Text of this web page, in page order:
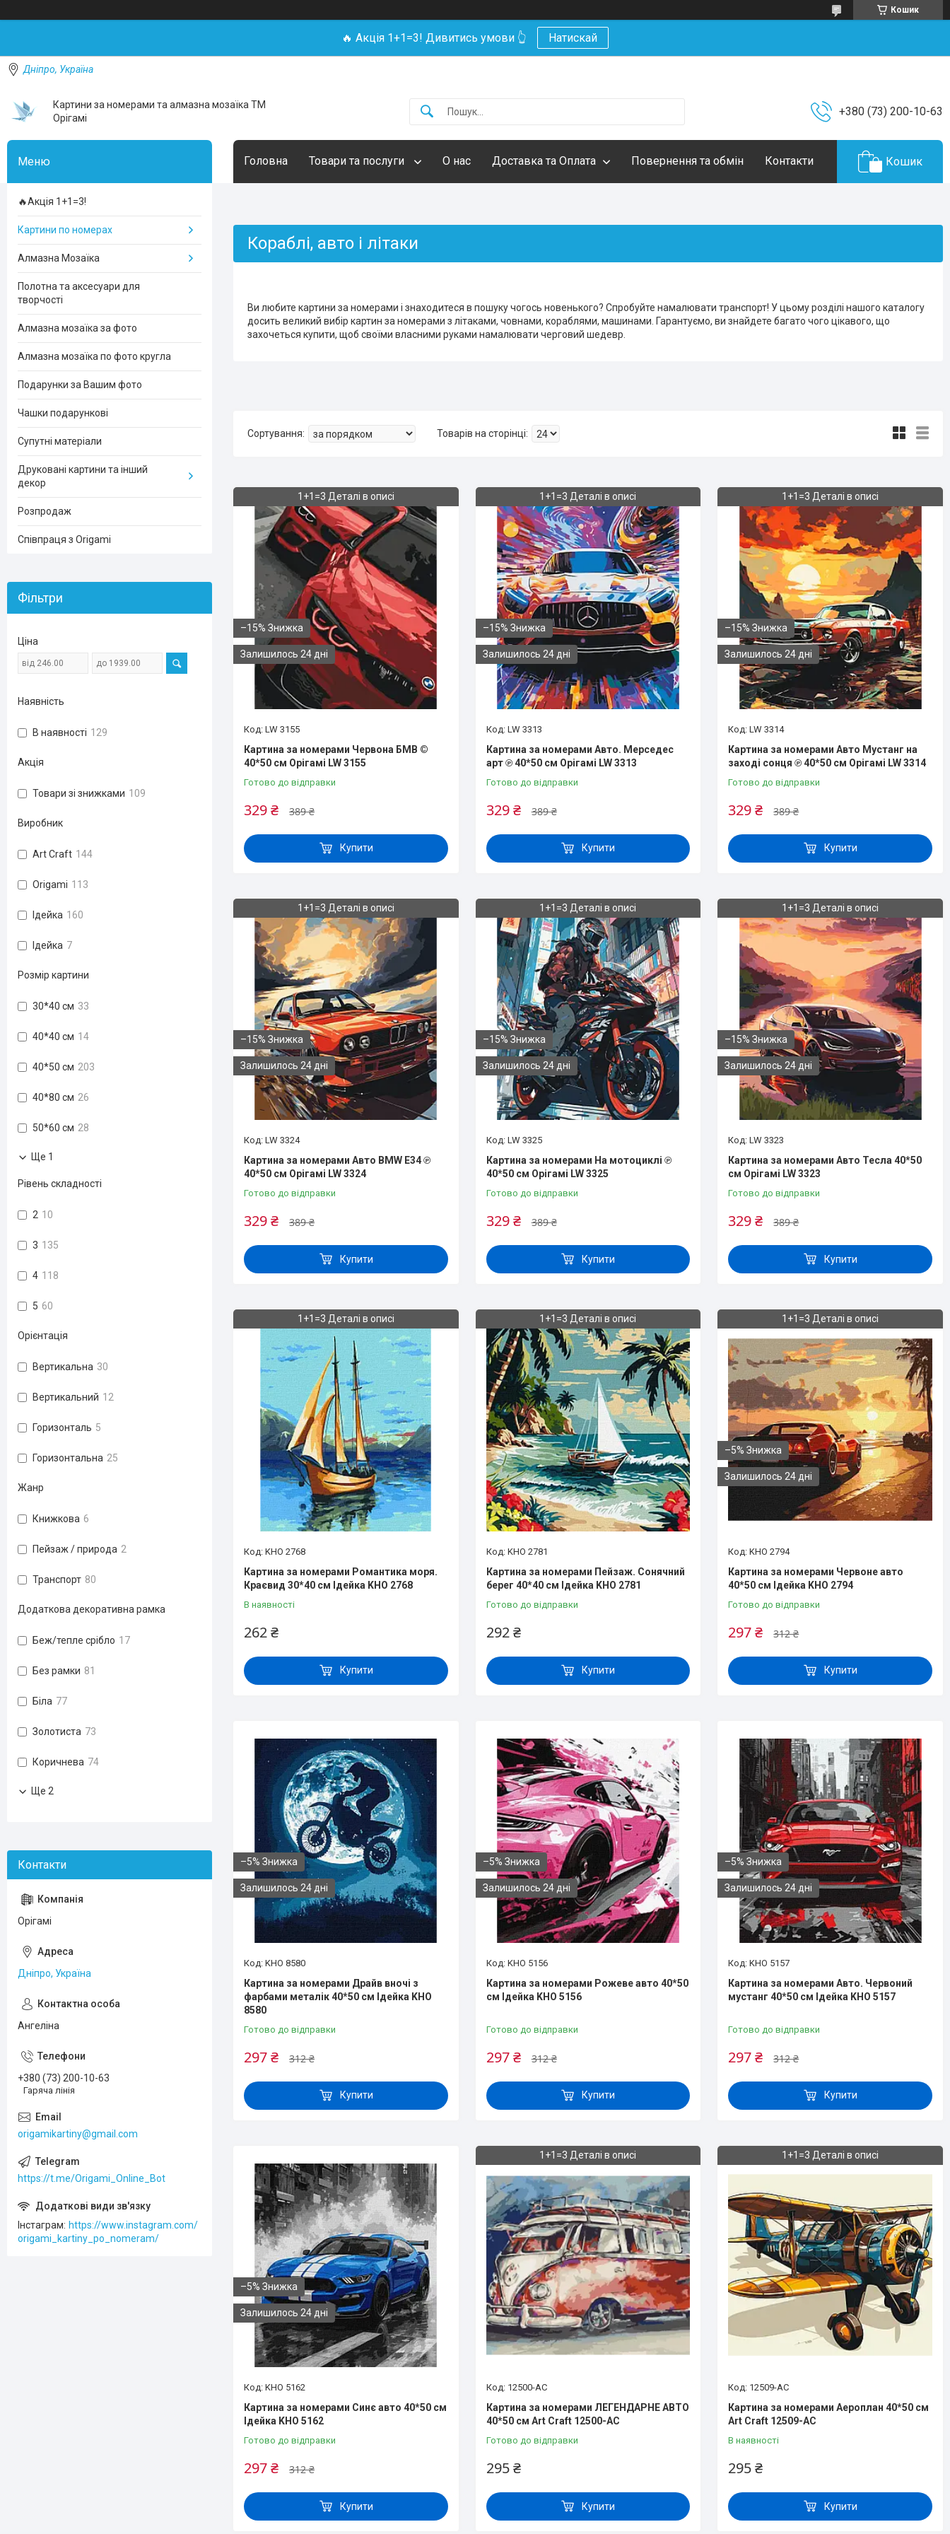
Кошик
🔥 Акція 1+1=3! Дивитись умови 👆 Натискай
Дніпро, Україна
Картини за номерами та алмазна мозаїка ТМ
Орігамі
+380 (73) 200-10-63
Головна Товари та послуги О нас Доставка та Оплата Повернення та обмін Контакти Кошик
Кораблі, авто і літаки
Ви любите картини за номерами і знаходитеся в пошуку чогось новенького? Спробуйте намалювати транспорт! У цьому розділі нашого каталогу
досить великий вибір картин за номерами з літаками, човнами, кораблями, машинами. Гарантуємо, ви знайдете багато чого цікавого, що
захочеться купити, щоб своїми власними руками намалювати черговий шедевр.
1+1=3 Деталі в описі
–15%
Залишилось 24 дні
LW 3155
Картина за номерами Червона БМВ ©
40*50 см Орігамі LW 3155
Готово до відправки
389 ₴
329 ₴
Купити
1+1=3 Деталі в описі
–15%
Залишилось 24 дні
LW 3313
Картина за номерами Авто. Мерседес
арт ℗ 40*50 см Орігамі LW 3313
Готово до відправки
389 ₴
329 ₴
Купити
1+1=3 Деталі в описі
–15%
Залишилось 24 дні
LW 3314
Картина за номерами Авто Мустанг на
заході сонця ℗ 40*50 см Орігамі LW 3314
Готово до відправки
389 ₴
329 ₴
Купити
1+1=3 Деталі в описі
–15%
Залишилось 24 дні
LW 3324
Картина за номерами Авто BMW E34 ℗
40*50 см Орігамі LW 3324
Готово до відправки
389 ₴
329 ₴
Купити
1+1=3 Деталі в описі
–15%
Залишилось 24 дні
LW 3325
Картина за номерами На мотоциклі ℗
40*50 см Орігамі LW 3325
Готово до відправки
389 ₴
329 ₴
Купити
1+1=3 Деталі в описі
–15%
Залишилось 24 дні
LW 3323
Картина за номерами Авто Тесла 40*50
см Орігамі LW 3323
Готово до відправки
389 ₴
329 ₴
Купити
1+1=3 Деталі в описі
KHO 2768
Картина за номерами Романтика моря.
Краєвид 30*40 см Ідейка KHO 2768
В наявності
262 ₴
Купити
1+1=3 Деталі в описі
KHO 2781
Картина за номерами Пейзаж. Сонячний
берег 40*40 см Ідейка KHO 2781
Готово до відправки
292 ₴
Купити
1+1=3 Деталі в описі
–5%
Залишилось 24 дні
KHO 2794
Картина за номерами Червоне авто
40*50 см Ідейка KHO 2794
Готово до відправки
312 ₴
297 ₴
Купити
–5%
Залишилось 24 дні
KHO 8580
Картина за номерами Драйв вночі з
фарбами металік 40*50 см Ідейка KHO
8580
Готово до відправки
312 ₴
297 ₴
Купити
–5%
Залишилось 24 дні
KHO 5156
Картина за номерами Рожеве авто 40*50
см Ідейка KHO 5156
Готово до відправки
312 ₴
297 ₴
Купити
–5%
Залишилось 24 дні
KHO 5157
Картина за номерами Авто. Червоний
мустанг 40*50 см Ідейка KHO 5157
Готово до відправки
312 ₴
297 ₴
Купити
–5%
Залишилось 24 дні
KHO 5162
Картина за номерами Синє авто 40*50 см
Ідейка KHO 5162
Готово до відправки
312 ₴
297 ₴
Купити
1+1=3 Деталі в описі
12500-AC
Картина за номерами ЛЕГЕНДАРНЕ АВТО
40*50 см Art Craft 12500-AC
Готово до відправки
295 ₴
Купити
1+1=3 Деталі в описі
12509-AC
Картина за номерами Аероплан 40*50 см
Art Craft 12509-AC
В наявності
295 ₴
Купити
🔥Акція 1+1=3!
Картини по номерах
Алмазна Мозаїка
Полотна та аксесуари для
творчості
Алмазна мозаїка за фото
Алмазна мозаїка по фото кругла
Подарунки за Вашим фото
Чашки подарункові
Супутні матеріали
Друковані картини та інший
декор
Розпродаж
Співпраця з Origami
Фільтри
Ціна
Наявність
В наявності 129
Акція
Товари зі знижками 109
Виробник
Art Craft 144
Origami 113
Ідейка 160
Ідейка 7
Розмір картини
30*40 см 33
40*40 см 14
40*50 см 203
40*80 см 26
50*60 см 28
Ще 1
Рівень складності
2 10
3 135
4 118
5 60
Орієнтація
Вертикальна 30
Вертикальний 12
Горизонталь 5
Горизонтальна 25
Жанр
Книжкова 6
Пейзаж / природа 2
Транспорт 80
Додаткова декоративна рамка
Беж/тепле срібло 17
Без рамки 81
Біла 77
Золотиста 73
Коричнева 74
Ще 2
Орігамі
Дніпро, Україна
Ангеліна
+380 (73) 200-10-63
Гаряча лінія
origamikartiny@gmail.com
https://t.me/Origami_Online_Bot
Інстаграм
https://www.instagram.com/
origami_kartiny_po_nomeram/